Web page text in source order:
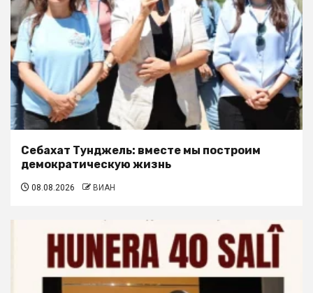
Себахат Тунджель: вместе мы построим
демократическую жизнь
08.08.2026 ВИАН